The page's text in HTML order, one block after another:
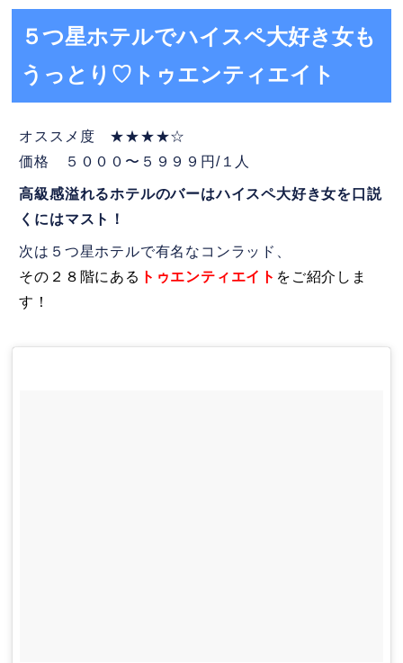
５つ星ホテルでハイスペ大好き女も
うっとり♡トゥエンティエイト
オススメ度 ★★★★☆
価格 ５０００〜５９９９円/１人
高級感溢れるホテルのバーはハイスペ大好き女を口説
くにはマスト！
次は５つ星ホテルで有名なコンラッド、
その２８階にある トゥエンティエイト をご紹介しま
す！